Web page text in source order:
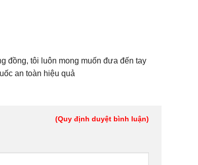
đồng, tôi luôn mong muốn đưa đến tay
an toàn hiệu quả
(Quy định duyệt bình luận)